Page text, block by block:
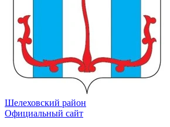
Шелеховский район
Официальный сайт